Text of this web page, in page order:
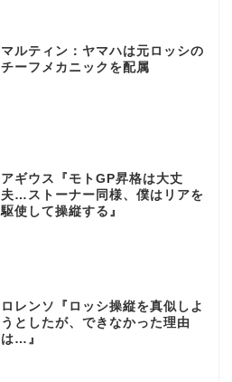
マルティン：ヤマハは元ロッシの
チーフメカニックを配属
アギウス『モトGP昇格は大丈
夫…ストーナー同様、僕はリアを
駆使して操縦する』
ロレンソ『ロッシ操縦を真似しよ
うとしたが、できなかった理由
は…』